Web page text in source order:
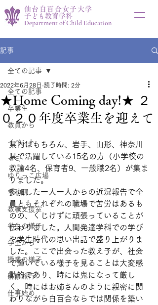
仙台白百合女子大学
子ども教育学科
Department of Child Education
記事
全ての記事
卒業生
教員から
イベント
ゼミ
ゆりっこ広場
学科研
教職支援室
学生の様子
学生から
授業の様子
研修旅行
仕事始め
全ての記事
★Home Coming day!★ ２
０２０年度卒業生を迎えて
2022年6月28日 読了時間: 2分
県内はもちろん、岩手、山形、神奈川
県で活躍している15名の方（小学校の
教諭4名、保育者9、一般職2名）が集ま
りました。
参加した一人一人からの近況報告で全
員ともそれぞれの職場で苦労はあるも
のの、くじけずに頑張っていることが
伝わりました。人間発達学科での学び
や学生時代の思い出話で盛り上がりま
した。ここで出会った教え子が、社会
で輝いている様子を見ることは大変感
動的であり、時には鬼になって厳し
く、時にはお姉さんのように親密に関
わりながら白百合ならでは関係を築い